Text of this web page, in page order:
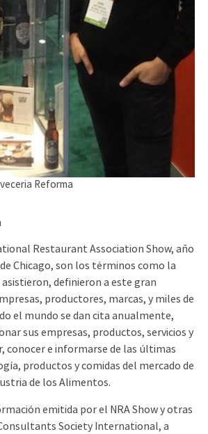
Reforma
Restaurant Association Show, año
Chicago, son los términos como la
definieron a este gran
productores, marcas, y miles de
el mundo se dan cita anualmente,
sus empresas, productos, servicios y
conocer e informarse de las últimas
productos y comidas del mercado de
de los Alimentos.
emitida por el NRA Show y otras
Society International, a